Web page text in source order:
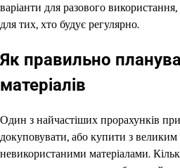
варіанти для разового
для тих, хто будує регулярно.
Як правильно
матеріалів
Один з найчастіших прорахунків
докуповувати, або купити з великим
невикористаними матеріалами.